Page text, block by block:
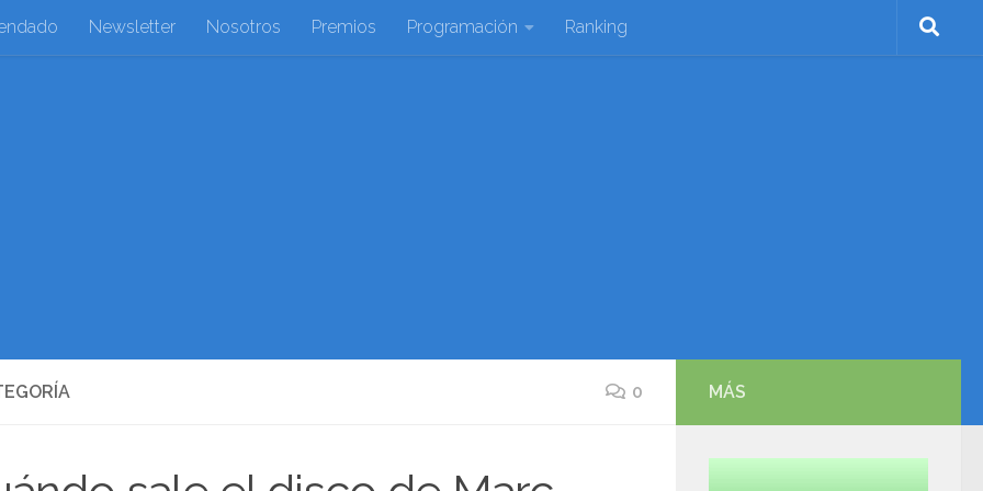
Newsletter Nosotros Premios Programación Ranking
0 MÁS